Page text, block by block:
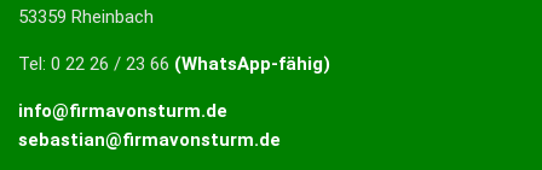
53359 Rheinbach
Tel: 0 22 26 / 23 66 (WhatsApp-fähig)
info@firmavonsturm.de
sebastian@firmavonsturm.de